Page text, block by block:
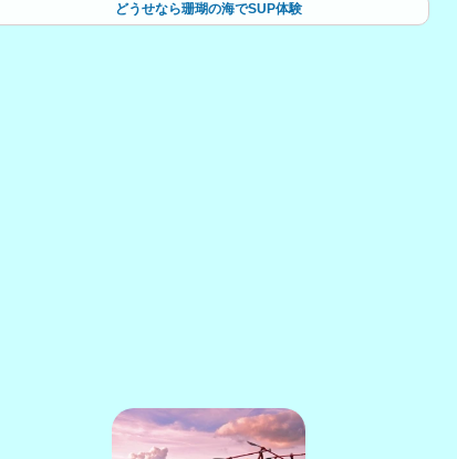
どうせなら珊瑚の海でSUP体験